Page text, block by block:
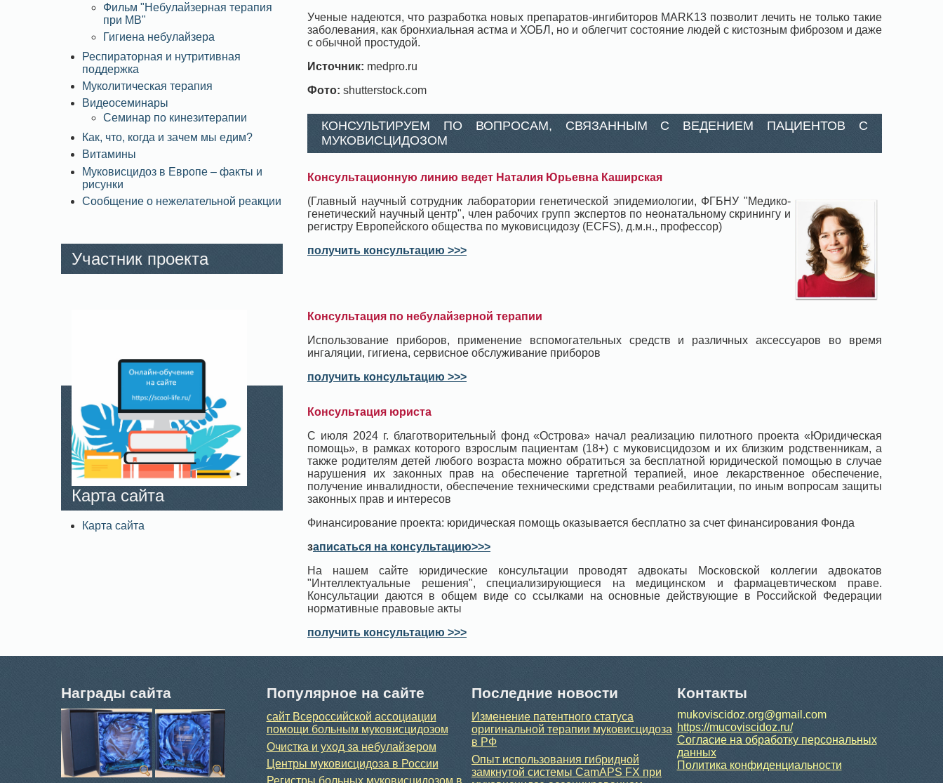
Ученые надеются, что разработка новых препаратов-ингибиторов MARK13 позволит лечить не только такие
заболевания, как бронхиальная астма и ХОБЛ, но и облегчит состояние людей с кистозным фиброзом и даже
с обычной простудой.
Источник: medpro.ru
Фото: shutterstock.com
КОНСУЛЬТИРУЕМ ПО ВОПРОСАМ, СВЯЗАННЫМ С ВЕДЕНИЕМ ПАЦИЕНТОВ С
МУКОВИСЦИДОЗОМ
Консультационную линию ведет Наталия Юрьевна Каширская
(Главный научный сотрудник лаборатории генетической эпидемиологии, ФГБНУ "Медико-
генетический научный центр", член рабочих групп экспертов по неонатальному скринингу и
регистру Европейского общества по муковисцидозу (ECFS), д.м.н., профессор)
получить консультацию >>>
Консультация по небулайзерной терапии
Использование приборов, применение вспомогательных средств и различных аксессуаров во время
ингаляции, гигиена, сервисное обслуживание приборов
получить консультацию >>>
Консультация юриста
С июля 2024 г. благотворительный фонд «Острова» начал реализацию пилотного проекта «Юридическая
помощь», в рамках которого взрослым пациентам (18+) с муковисцидозом и их близким родственникам, а
также родителям детей любого возраста можно обратиться за бесплатной юридической помощью в случае
нарушения их законных прав на обеспечение таргетной терапией, иное лекарственное обеспечение,
получение инвалидности, обеспечение техническими средствами реабилитации, по иным вопросам защиты
законных прав и интересов
Финансирование проекта: юридическая помощь оказывается бесплатно за счет финансирования Фонда
записаться на консультацию>>>
На нашем сайте юридические консультации проводят адвокаты Московской коллегии адвокатов
"Интеллектуальные решения", специализирующиеся на медицинском и фармацевтическом праве.
Консультации даются в общем виде со ссылками на основные действующие в Российской Федерации
нормативные правовые акты
получить консультацию >>>
Фильм "Небулайзерная терапия
при МВ"
Гигиена небулайзера
Респираторная и нутритивная
поддержка
Муколитическая терапия
Видеосеминары
Семинар по кинезитерапии
Как, что, когда и зачем мы едим?
Витамины
Муковисцидоз в Европе – факты и
рисунки
Сообщение о нежелательной реакции
Участник проекта
Карта сайта
Карта сайта
Награды сайта Популярное на сайте
сайт Всероссийской ассоциации
помощи больным муковисцидозом
Очистка и уход за небулайзером
Центры муковисцидоза в России
Последние новости
Изменение патентного статуса
оригинальной терапии муковисцидоза
в РФ
Опыт использования гибридной
замкнутой системы CamAPS FX при
Контакты
mukoviscidoz.org@gmail.com
https://mucoviscidoz.ru/
Согласие на обработку персональных
данных
Политика конфиденциальности